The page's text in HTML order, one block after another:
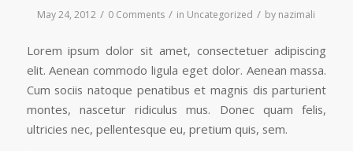
May 24, 2012 / 0 Comments / in Uncategorized / by nazimali
Lorem ipsum dolor sit amet, consectetuer adipiscing
elit. Aenean commodo ligula eget dolor. Aenean massa.
Cum sociis natoque penatibus et magnis dis parturient
montes, nascetur ridiculus mus. Donec quam felis,
ultricies nec, pellentesque eu, pretium quis, sem.